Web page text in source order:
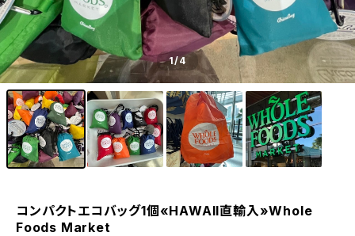
1/4
コンパクトエコバッグ1個«HAWAII直輸入»Whole
Foods Market